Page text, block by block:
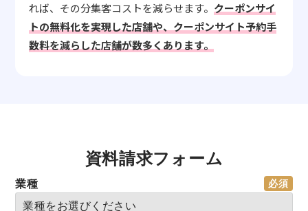
れば、その分集客コストを減らせます。 クーポンサイ
トの無料化を実現した店舗や、クーポンサイト予約手
数料を減らした店舗が数多くあります。
資料請求フォーム
業種